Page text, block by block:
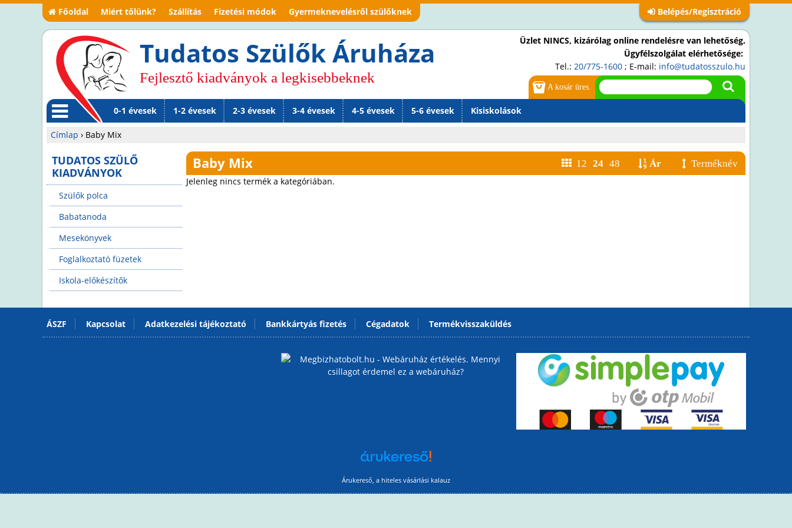
Jump to navigation
Főoldal Miért tőlünk? Szállítás Fizetési módok Gyermeknevelésről szülőknek Belépés/Regisztráció
Tudatos Szülők Áruháza
Fejlesztő kiadványok a legkisebbeknek
Üzlet NINCS, kizárólag online rendelésre van lehetőség.
Ügyfélszolgálat elérhetősége:
Tel.: 20/775-1600 ; E-mail: info@tudatosszulo.hu
Jelenlegi
hely
Címlap › Baby Mix
Baby Mix 12 24 48 Ár
Terméknév
Jelenleg nincs termék a kategóriában.
A kosár üres.
M
en
ü
0-1 évesek 1-2 évesek 2-3 évesek 3-4 évesek 4-5 évesek 5-6 évesek Kisiskolások
TUDATOS SZÜLŐ
KIADVÁNYOK
Szülők polca
Babatanoda
Mesekönyvek
Foglalkoztató füzetek
Iskola-előkészítők
ÁSZF Kapcsolat Adatkezelési tájékoztató Bankkártyás fizetés Cégadatok Termékvisszaküldés
Árukereső, a hiteles vásárlási kalauz